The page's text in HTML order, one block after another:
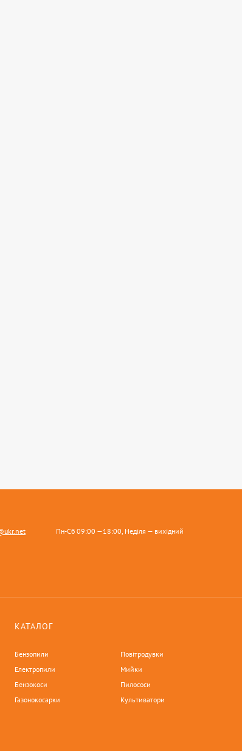
Пн-Сб 09:00 —18:00, Неділя — вихідний
КАТАЛОГ
Бензопили
Електропили
Бензокоси
Газонокосарки
Повітродувки
Мийки
Пилососи
Культиватори